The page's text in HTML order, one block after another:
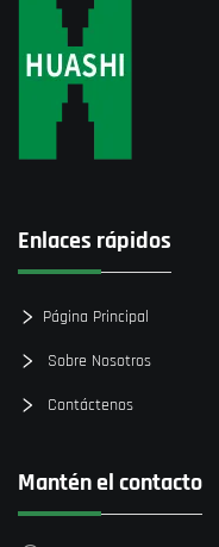
Enlaces rápidos
Página Principal
Sobre Nosotros
Contáctenos
Mantén el contacto